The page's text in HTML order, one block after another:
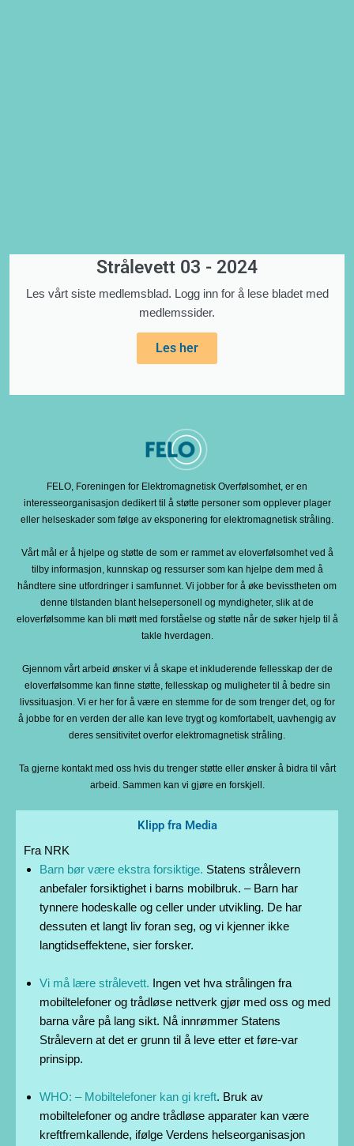
Strålevett 03 - 2024
Les vårt siste medlemsblad. Logg inn for å lese bladet med
medlemssider.
Les her
FELO, Foreningen for Elektromagnetisk Overfølsomhet, er en
interesseorganisasjon dedikert til å støtte personer som opplever plager
eller helseskader som følge av eksponering for elektromagnetisk stråling.
Vårt mål er å hjelpe og støtte de som er rammet av eloverfølsomhet ved å
tilby informasjon, kunnskap og ressurser som kan hjelpe dem med å
håndtere sine utfordringer i samfunnet. Vi jobber for å øke bevisstheten om
denne tilstanden blant helsepersonell og myndigheter, slik at de
eloverfølsomme kan bli møtt med forståelse og støtte når de søker hjelp til å
takle hverdagen.
Gjennom vårt arbeid ønsker vi å skape et inkluderende fellesskap der de
eloverfølsomme kan finne støtte, fellesskap og muligheter til å bedre sin
livssituasjon. Vi er her for å være en stemme for de som trenger det, og for
å jobbe for en verden der alle kan leve trygt og komfortabelt, uavhengig av
deres sensitivitet overfor elektromagnetisk stråling.
Ta gjerne kontakt med oss hvis du trenger støtte eller ønsker å bidra til vårt
arbeid. Sammen kan vi gjøre en forskjell.
Klipp fra Media
Fra NRK
Barn bør være ekstra forsiktige. Statens strålevern
anbefaler forsiktighet i barns mobilbruk. – Barn har
tynnere hodeskalle og celler under utvikling. De har
dessuten et langt liv foran seg, og vi kjenner ikke
langtidseffektene, sier forsker.
Vi må lære strålevett. Ingen vet hva strålingen fra
mobiltelefoner og trådløse nettverk gjør med oss og med
barna våre på lang sikt. Nå innrømmer Statens
Strålevern at det er grunn til å leve etter et føre-var
prinsipp.
WHO: – Mobiltelefoner kan gi kreft. Bruk av
mobiltelefoner og andre trådløse apparater kan være
kreftfremkallende, ifølge Verdens helseorganisasjon